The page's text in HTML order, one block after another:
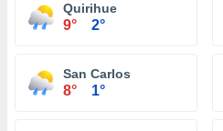
Quirihue
9° 2°
San Carlos
8° 1°